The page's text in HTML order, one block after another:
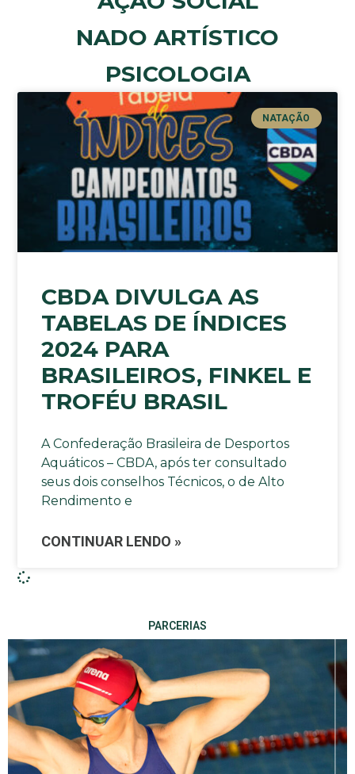
NADO ARTÍSTICO
PSICOLOGIA
NATAÇÃO
CBDA DIVULGA AS
TABELAS DE ÍNDICES
2024 PARA
BRASILEIROS, FINKEL E
TROFÉU BRASIL
A Confederação Brasileira de Desportos
Aquáticos – CBDA, após ter consultado
seus dois conselhos Técnicos, o de Alto
Rendimento e
CONTINUAR LENDO »
PARCERIAS